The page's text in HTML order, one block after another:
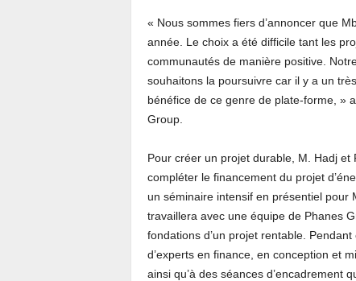
« Nous sommes fiers d’annoncer que
année. Le choix a été difficile tant les
communautés de manière positive.
souhaitons la poursuivre car il y a un
bénéfice de ce genre de plate-forme, »
Group.
Pour créer un projet durable, M. Hadj
compléter le financement du projet
un séminaire intensif en présentiel pour
travaillera avec une équipe de Phanes
fondations d’un projet rentable.
d’experts en finance, en conception et
ainsi qu’à des séances d’encadrement